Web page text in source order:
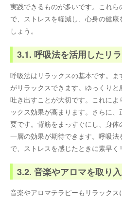
実践できるものが多いです。これら
で、ストレスを軽減し、心身の健
しょう。
3.1. 呼吸法を活用したリ
呼吸法はリラックスの基本です。
がリラックスできます。ゆっくりと
吐き出すことが大切です。これに
ックス効果が高まります。さらに
要です。背筋をまっすぐにし、身体
一層の効果が期待できます。呼吸法
で、ストレスを感じたときに素早く
3.2. 音楽やアロマを取り
音楽やアロマテラピーもリラックス